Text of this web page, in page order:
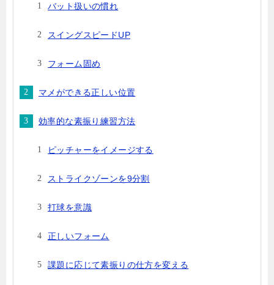
バット扱いの慣れ
スイングスピードUP
フォーム固め
マメができる正しい位置
効率的な素振り練習方法
ピッチャーをイメージする
ストライクゾーンを9分割
打球を意識
正しいフォーム
課題に応じて素振りの仕方を変える